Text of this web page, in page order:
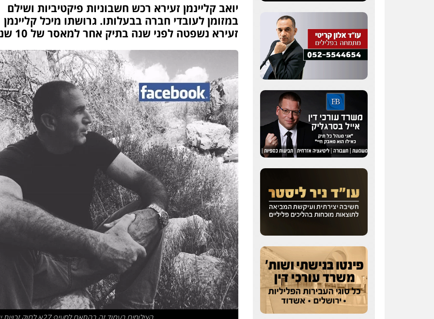
עו"ד אייל אוחיון
פלילי עורכי דין לענייני
אסירים מעצרים וחקירות
עו"ד אשרף שחאדה
פלילי פשיעה חמורה
מעצרים וחקירות תעבורה
0549535659
רעות כהן – משרד עורכי
יואב קליינמן זעירא רכש חשבוניות פיקטיביות ושילם
במזומן לעובדי חברה בבעלותו. גרושתו מיכל קליינמן
זעירא נשפטה לפני שנה בתיק אחר למאסר של 10 שנים